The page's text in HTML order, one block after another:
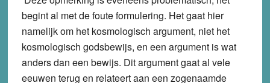
begint al met de foute formulering. Het gaat hier
namelijk om het kosmologisch argument, niet het
kosmologisch godsbewijs, en een argument is wat
anders dan een bewijs. Dit argument gaat al vele
eeuwen terug en relateert aan een zogenaamde